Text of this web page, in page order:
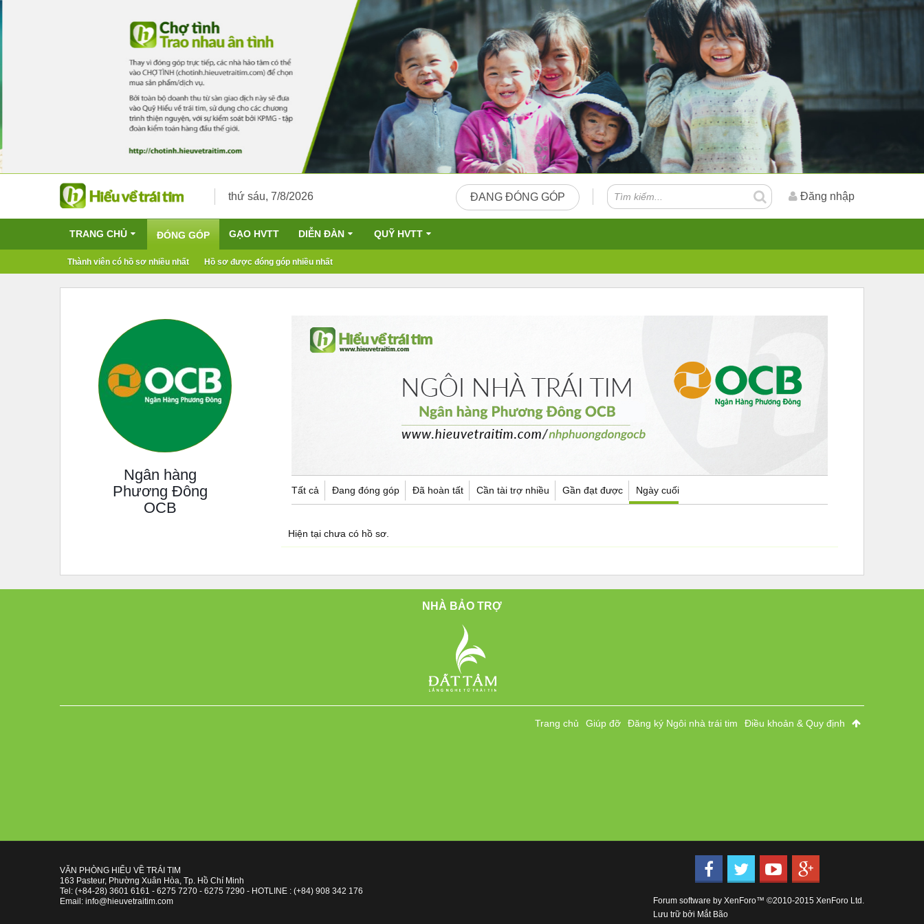
thứ sáu, 7/8/2026 ĐANG ĐÓNG GÓP Đăng nhập
TRANG CHỦ ĐÓNG GÓP
Thành viên có hồ sơ nhiều nhất Hồ sơ được đóng góp nhiều nhất
GẠO HVTT DIỄN ĐÀN QUỸ HVTT
Ngân hàng
Phương Đông
OCB
Tất cả Đang đóng góp Đã hoàn tất Cần tài trợ nhiều Gần đạt được Ngày cuối
Hiện tại chưa có hồ sơ.
NHÀ BẢO TRỢ
Trang chủ Giúp đỡ Đăng ký Ngôi nhà trái tim Điều khoản & Quy định
VĂN PHÒNG HIỂU VỀ TRÁI TIM
163 Pasteur, Phường Xuân Hòa, Tp. Hồ Chí Minh
Tel: (+84-28) 3601 6161 - 6275 7270 - 6275 7290 - HOTLINE : (+84) 908 342 176
Email: info@hieuvetraitim.com
Forum software by XenForo™ ©2010-2015 XenForo Ltd.
Lưu trữ bởi Mắt Bão